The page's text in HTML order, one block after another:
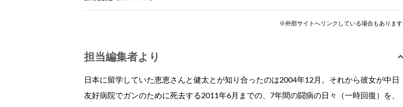
※外部サイトへリンクしている場合もあります
担当編集者より
日本に留学していた恵恵さんと健太とが知り合ったのは2004年12月。それから彼女が中日
友好病院でガンのために死去する2011年6月までの、7年間の闘病の日々（一時回復）を、